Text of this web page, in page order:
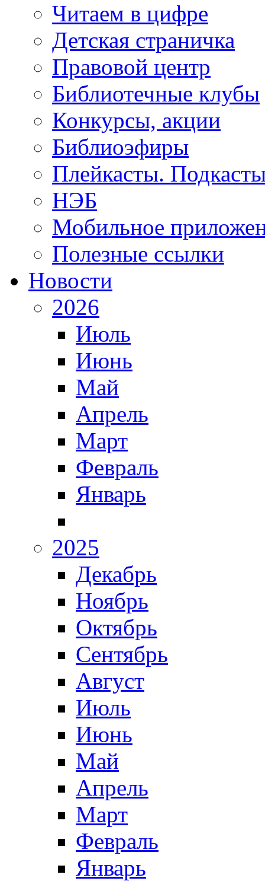
Читаем в цифре
Детская страничка
Правовой центр
Библиотечные клубы
Конкурсы, акции
Библиоэфиры
Плейкасты.
НЭБ
Мобильное
Полезные ссылки
Новости
2026
Июль
Июнь
Май
Апрель
Март
Февраль
Январь
2025
Декабрь
Ноябрь
Октябрь
Сентябрь
Август
Июль
Июнь
Май
Апрель
Март
Февраль
Январь